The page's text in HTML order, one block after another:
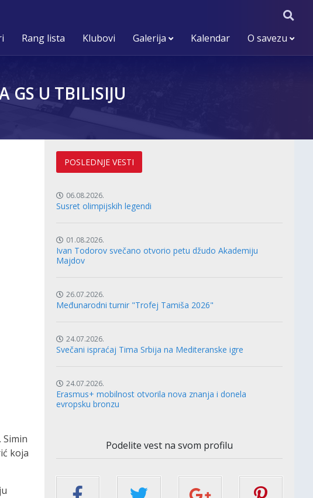
Rang lista Klubovi Galerija Kalendar O savezu
GS U TBILISIJU
koja
POSLEDNJE VESTI
06.08.2026.
Susret olimpijskih legendi
01.08.2026.
Ivan Todorov svečano otvorio petu džudo Akademiju
Majdov
26.07.2026.
Međunarodni turnir "Trofej Tamiša 2026"
24.07.2026.
Svečani ispraćaj Tima Srbija na Mediteranske igre
24.07.2026.
Erasmus+ mobilnost otvorila nova znanja i donela
evropsku bronzu
Podelite vest na svom profilu